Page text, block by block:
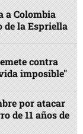
a Colombia
de la Espriella
contra
imposible"
por atacar
de 11 años de